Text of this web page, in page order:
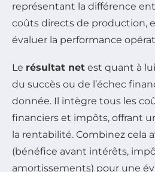
représentant la différence
coûts directs de production,
évaluer la performance
Le résultat net est quant à
du succès ou de l’échec
donnée. Il intègre tous les
financiers et impôts, offrant
la rentabilité. Combinez cela
(bénéfice avant intérêts,
amortissements) pour une